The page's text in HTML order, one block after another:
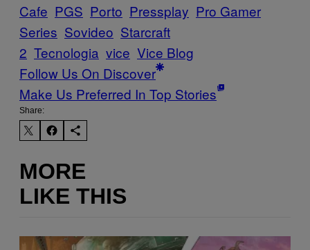
Cafe PGS Porto Pressplay Pro Gamer
Series Sovideo Starcraft
2 Tecnologia vice Vice Blog
Follow Us On Discover
Make Us Preferred In Top Stories
Share:
MORE
LIKE THIS